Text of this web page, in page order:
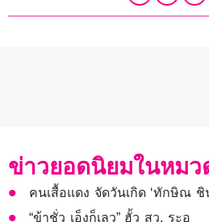
ข่าวยอดนิยมในหมว
คนเสื้อแดง จัดวันเกิด ‘ทักษิณ ชิ
“ข้าชั่ว เอ็งก็เลว” ฮั้ว สว. ระอุ